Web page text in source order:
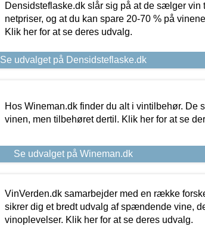
Densidsteflaske.dk slår sig på at de sælger vin
netpriser, og at du kan spare 20-70 % på
Klik her for at se deres udvalg.
Se udvalget på Densidsteflaske.dk
Hos Wineman.dk finder du alt i vintilbehør. De
vinen, men tilbehøret dertil. Klik her for at se
Se udvalget på Wineman.dk
VinVerden.dk samarbejder med en række
sikrer dig et bredt udvalg af spændende vine,
vinoplevelser. Klik her for at se deres udvalg.